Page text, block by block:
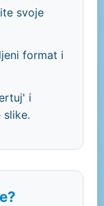
svoje
format i
i
slike.